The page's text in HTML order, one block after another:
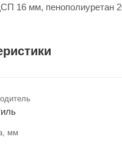
16 мм, пенополиуретан
мм